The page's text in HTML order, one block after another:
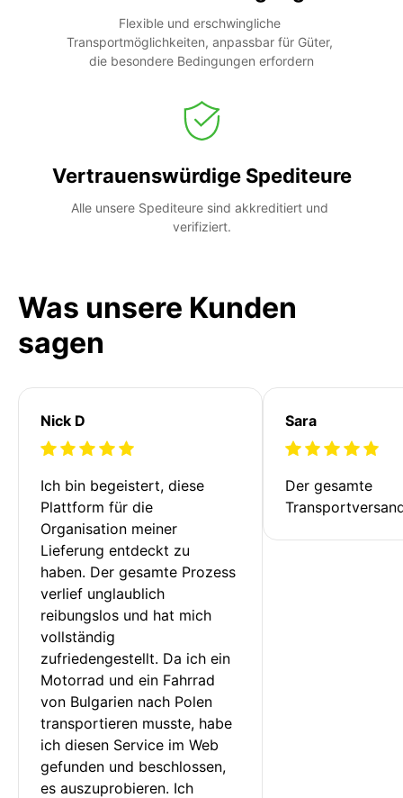
Flexible und erschwingliche
Transportmöglichkeiten, anpassbar für Güter,
die besondere Bedingungen erfordern
Vertrauenswürdige Spediteure
Alle unsere Spediteure sind akkreditiert und
verifiziert.
Was unsere Kunden
sagen
Nick D
Ich bin begeistert, diese
Plattform für die
Organisation meiner
Lieferung entdeckt zu
haben. Der gesamte Prozess
verlief unglaublich
reibungslos und hat mich
vollständig
zufriedengestellt. Da ich ein
Motorrad und ein Fahrrad
von Bulgarien nach Polen
transportieren musste, habe
ich diesen Service im Web
gefunden und beschlossen,
es auszuprobieren. Ich
Sara
Der gesamte